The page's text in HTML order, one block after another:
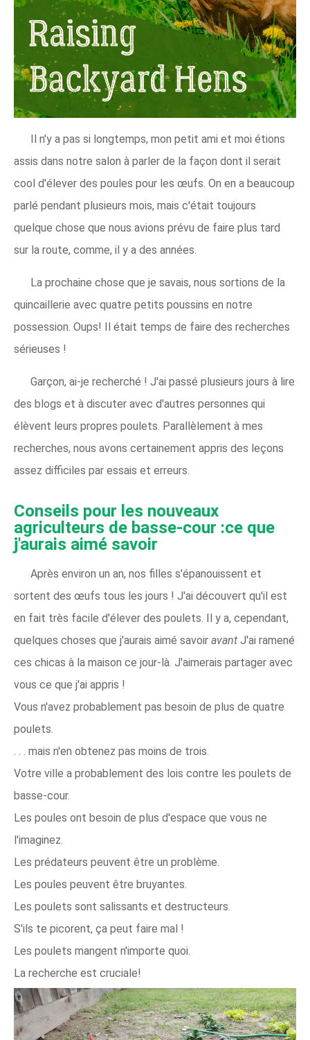
Il n'y a pas si longtemps, mon petit ami et moi étions
assis dans notre salon à parler de la façon dont il serait
cool d'élever des poules pour les œufs. On en a beaucoup
parlé pendant plusieurs mois, mais c'était toujours
quelque chose que nous avions prévu de faire plus tard
sur la route, comme, il y a des années.
La prochaine chose que je savais, nous sortions de la
quincaillerie avec quatre petits poussins en notre
possession. Oups! Il était temps de faire des recherches
sérieuses !
Garçon, ai-je recherché ! J'ai passé plusieurs jours à lire
des blogs et à discuter avec d'autres personnes qui
élèvent leurs propres poulets. Parallèlement à mes
recherches, nous avons certainement appris des leçons
assez difficiles par essais et erreurs.
Conseils pour les nouveaux
agriculteurs de basse-cour :ce que
j'aurais aimé savoir
Après environ un an, nos filles s'épanouissent et
sortent des œufs tous les jours ! J'ai découvert qu'il est
en fait très facile d'élever des poulets. Il y a, cependant,
quelques choses que j'aurais aimé savoir avant J'ai ramené
ces chicas à la maison ce jour-là. J'aimerais partager avec
vous ce que j'ai appris !
Vous n'avez probablement pas besoin de plus de quatre
poulets.
. . . mais n'en obtenez pas moins de trois.
Votre ville a probablement des lois contre les poulets de
basse-cour.
Les poules ont besoin de plus d'espace que vous ne
l'imaginez.
Les prédateurs peuvent être un problème.
Les poules peuvent être bruyantes.
Les poulets sont salissants et destructeurs.
S'ils te picorent, ça peut faire mal !
Les poulets mangent n'importe quoi.
La recherche est cruciale!